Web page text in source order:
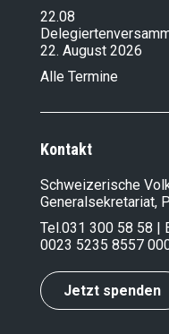
22.08
22. August 2026
Alle Termine
Kontakt
Schweizerische
Generalsekretariat,
Tel.031 300 58 58 |
0023 5235 8557
Jetzt spenden